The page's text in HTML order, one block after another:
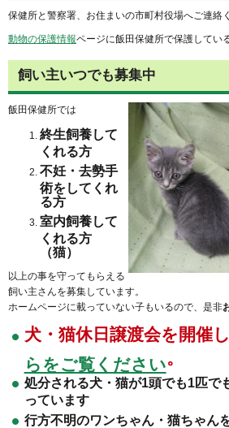
保健所と警察署、お住まいの市町村役場へご連絡
動物の保護情報ページに飯田保健所で保護してい
飼い主いつでも募集中
飯田保健所では
終生飼養して
くれる方
不妊・去勢手
術をしてくれ
る方
室内飼養して
くれる方
（猫）
以上の事を守ってもらえる
飼い主さんを募集しています。
ホームページに載っていない子もいるので、是非
犬・猫休日譲渡会を開催
らをご覧ください 。
処分される犬・猫が1頭でも1匹で
っています
行方不明のワンちゃん・猫ちゃん